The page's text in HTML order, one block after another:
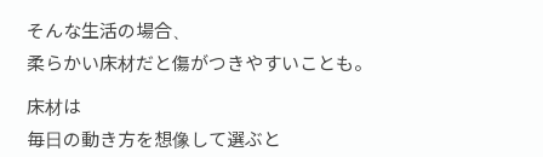
そんな生活の場合、
柔らかい床材だと傷がつきやすいことも。
床材は
毎日の動き方を想像して選ぶと